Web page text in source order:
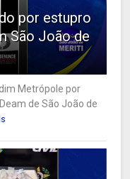
por estupro
São João de
Metrópole por
de São João de